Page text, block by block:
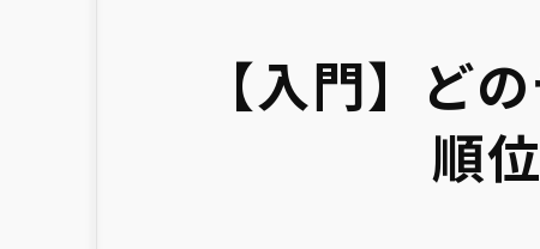
【入門】ど
順